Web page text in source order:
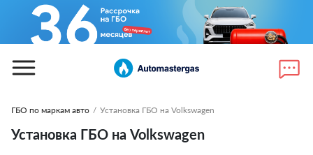
ГБО по маркам авто / Установка ГБО на Volkswagen
Установка ГБО на Volkswagen